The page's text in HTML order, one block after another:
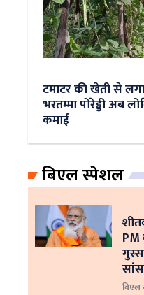
टमाटर की खेती से
भरतम्मा पोरेड्डी अब
कमाई
बिएल स्पेशल
बिएल